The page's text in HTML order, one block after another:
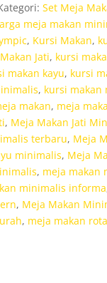
Set Meja
meja makan
, Kursi Makan,
Jati, kursi
makan kayu, kursi
, kursi makan
makan, meja
, Meja Makan Jati
terbaru, Meja
minimalis, Meja
, meja makan
minimalis informa
, Meja Makan
, meja makan